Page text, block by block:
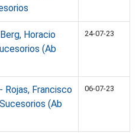
Horacio
(Ab
24-07-23
Rojas, Francisco
(Ab
06-07-23